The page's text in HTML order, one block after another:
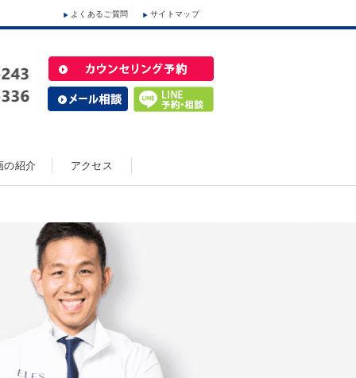
よくあるご質問 サイトマップ
の紹介 アクセス